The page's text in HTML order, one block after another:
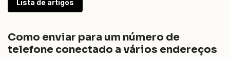
Lista de artigos
Como enviar para um número de
telefone conectado a vários endereços